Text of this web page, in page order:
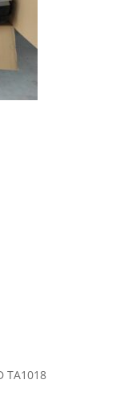
TA1018